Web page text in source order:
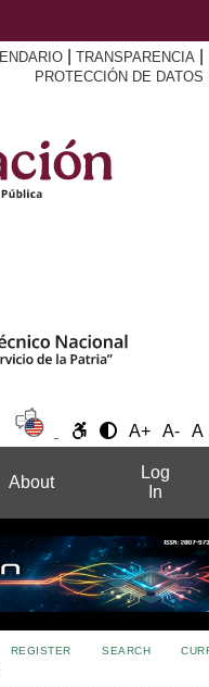
TRANSPARENCIA
PROTECCIÓN DE DATOS
A+ A- A
About
Log
In
REGISTER SEARCH